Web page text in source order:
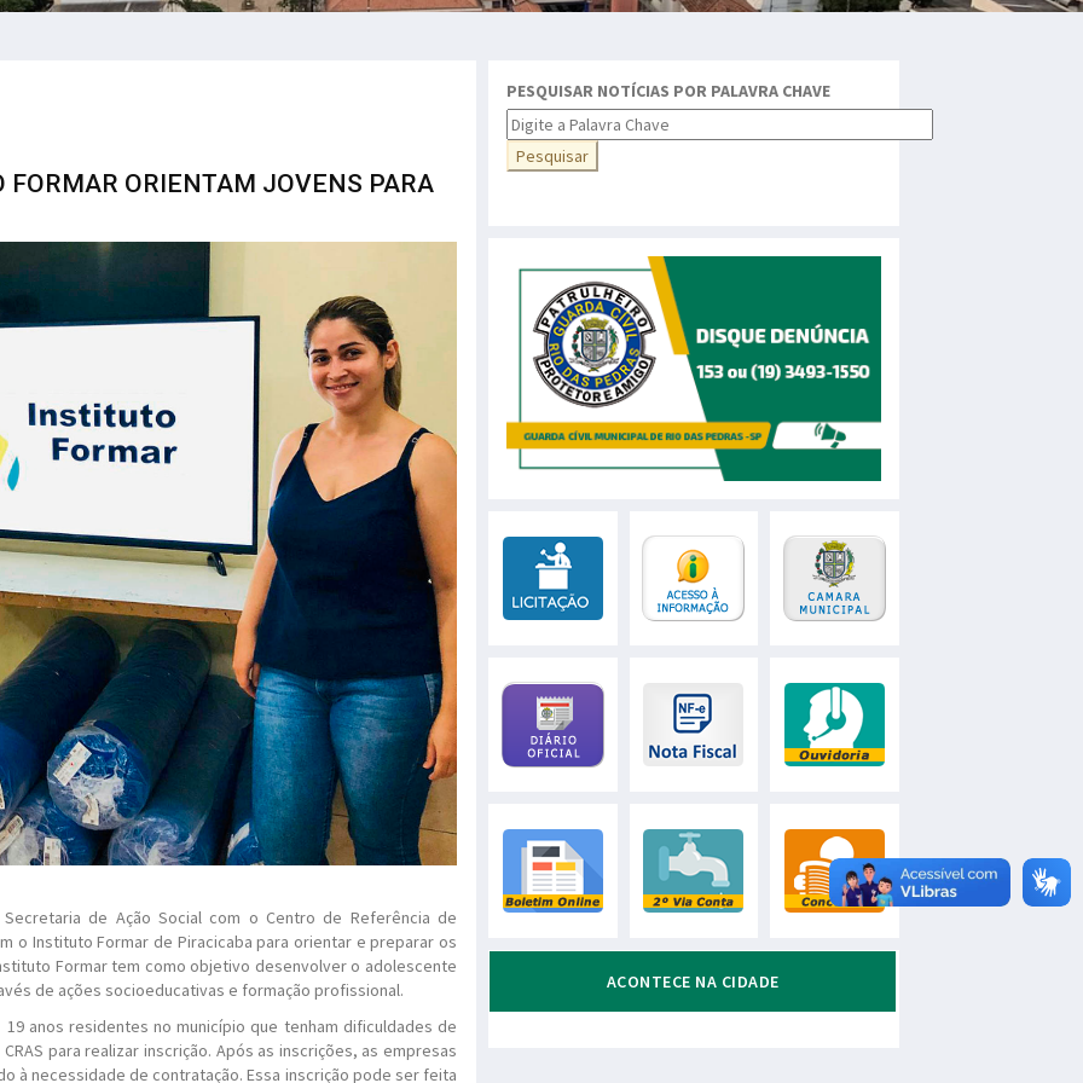
FORMAR ORIENTAM JOVENS PARA
de Ação Social com o Centro de Referência de
o Instituto Formar de Piracicaba para orientar e preparar os
Formar tem como objetivo desenvolver o adolescente
de ações socioeducativas e formação profissional.
anos residentes no município que tenham dificuldades de
para realizar inscrição. Após as inscrições, as empresas
à necessidade de contratação. Essa inscrição pode ser feita
PESQUISAR NOTÍCIAS POR PALAVRA CHAVE
ACONTECE NA CIDADE